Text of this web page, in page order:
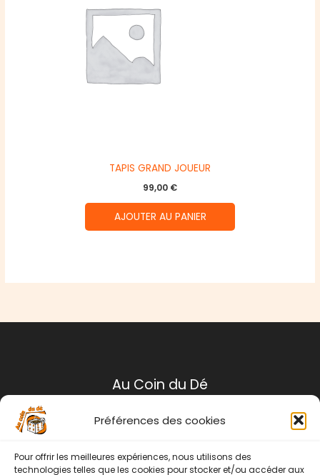
Préférences des cookies
Pour offrir les meilleures expériences, nous utilisons des
technologies telles que les cookies pour stocker et/ou accéder aux
TAPIS GRAND JOUEUR
99,00 €
AJOUTER AU PANIER
Au Coin du Dé
Conditions générales de ventes
Politique de retour